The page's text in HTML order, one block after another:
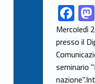
Link identifier share facebook archive #share-link-archive-40226F
ac
e
b
o
Mercoledì
presso il
seminario